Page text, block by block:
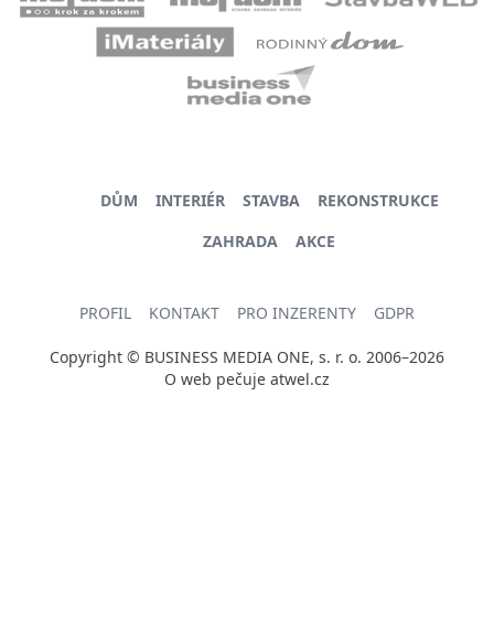
DŮM INTERIÉR STAVBA
REKONSTRUKCE
ZAHRADA
AKCE
PROFIL KONTAKT PRO INZERENTY GDPR
Copyright © BUSINESS MEDIA ONE, s. r. o. 2006–2026